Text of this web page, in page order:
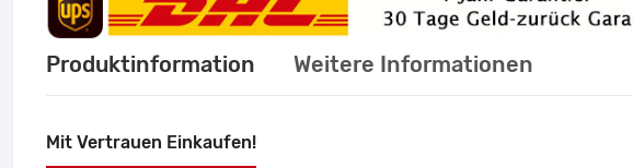
Produktinformation Weitere Informationen
Mit Vertrauen Einkaufen!